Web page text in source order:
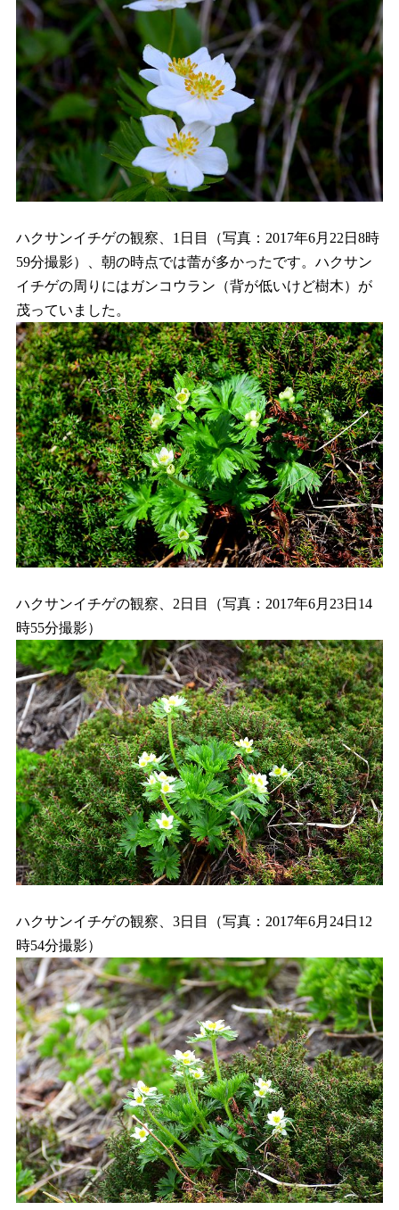
ハクサンイチゲの観察、1日目（写真：2017年6月22日8時
59分撮影）、朝の時点では蕾が多かったです。ハクサン
イチゲの周りにはガンコウラン（背が低いけど樹木）が
茂っていました。
ハクサンイチゲの観察、2日目（写真：2017年6月23日14
時55分撮影）
ハクサンイチゲの観察、3日目（写真：2017年6月24日12
時54分撮影）